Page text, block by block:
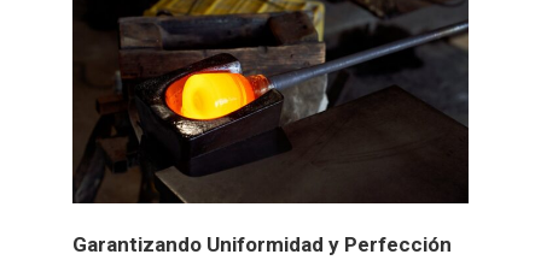
Garantizando Uniformidad y Perfección